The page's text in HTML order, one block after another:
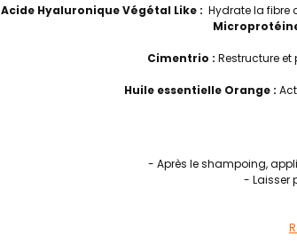
Acide Hyaluronique Végétal Like : Hydrate la fibre
Cimentrio : Restructure et
Huile essentielle Orange :
- Après le shampoing,
- Laisser